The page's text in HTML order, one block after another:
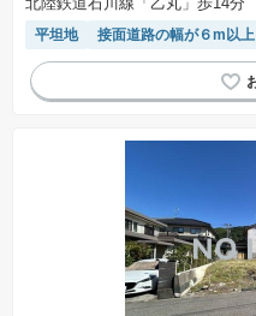
平坦地 接面道路の幅が６m以上